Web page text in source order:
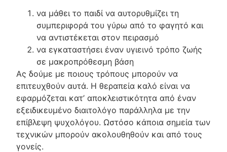
να μάθει το παιδί να αυτορυθμίζει τη
συμπεριφορά του γύρω από το φαγητό και
να αντιστέκεται στον πειρασμό
να εγκαταστήσει έναν υγιεινό τρόπο ζωής
σε μακροπρόθεσμη βάση
Ας δούμε με ποιους τρόπους μπορούν να
επιτευχθούν αυτά. Η θεραπεία καλό είναι να
εφαρμόζεται κατ’ αποκλειστικότητα από έναν
εξειδικευμένο διαιτολόγο παράλληλα με την
επίβλεψη ψυχολόγου. Ωστόσο κάποια σημεία των
τεχνικών μπορούν ακολουθηθούν και από τους
γονείς.